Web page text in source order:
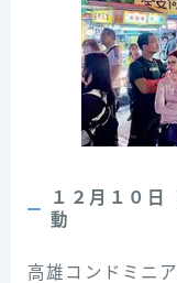
１２月１０日
動
高雄コンドミニ